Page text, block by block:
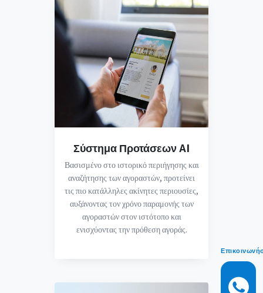
Σύστημα Προτάσεων AI
Βασισμένο στο ιστορικό περιήγησης και
αναζήτησης των αγοραστών, προτείνει
τις πιο κατάλληλες ακίνητες περιουσίες,
αυξάνοντας τον χρόνο παραμονής των
αγοραστών στον ιστότοπο και
ενισχύοντας την πρόθεση αγοράς.